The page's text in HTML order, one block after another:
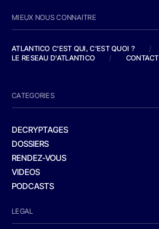
MIEUX NOUS CONNAITRE
ATLANTICO C'EST QUI, C'EST QUOI ?
/
LE RESEAU D'ATLANTICO
/ CONTACT
CATEGORIES
DECRYPTAGES
DOSSIERS
RENDEZ-VOUS
VIDEOS
PODCASTS
LEGAL